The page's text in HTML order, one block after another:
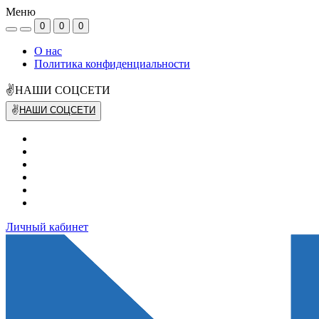
Меню
0 0 0
О нас
Политика конфиденциальности
✌НАШИ СОЦСЕТИ
✌ НАШИ СОЦСЕТИ
Личный кабинет